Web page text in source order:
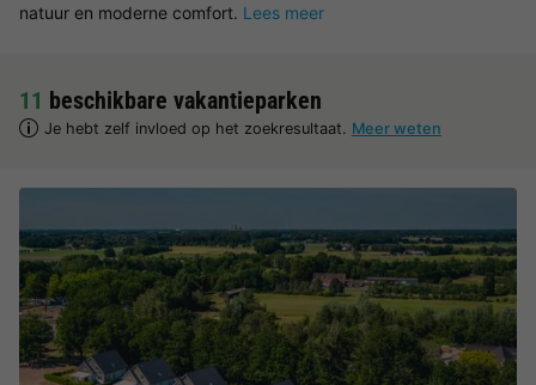
natuur en moderne comfort. Lees meer
11 beschikbare vakantieparken
Je hebt zelf invloed op het zoekresultaat. Meer weten